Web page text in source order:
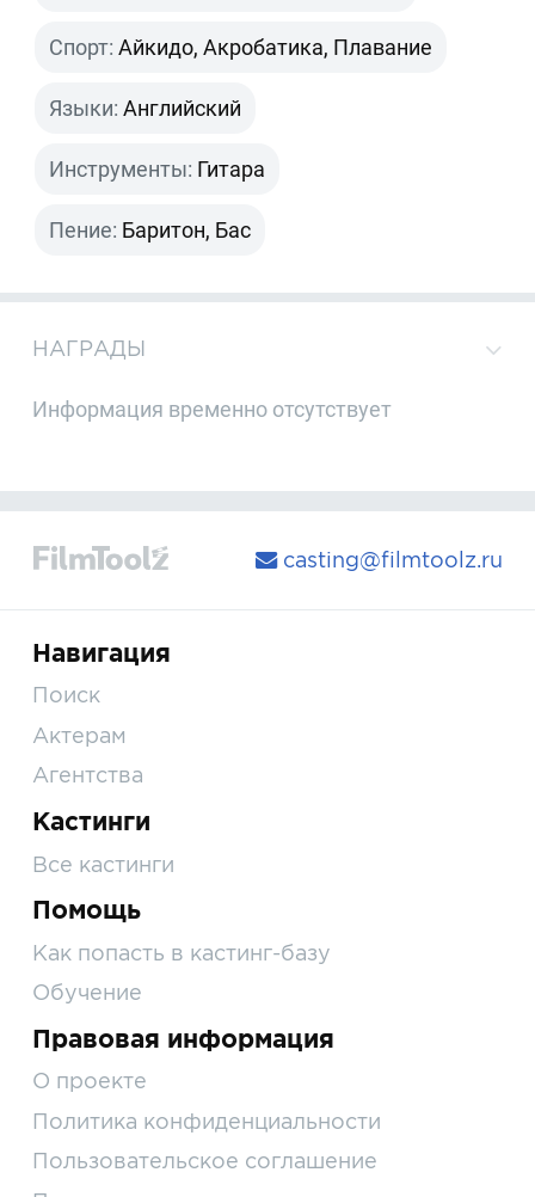
Спорт: Айкидо, Акробатика, Плавание
Языки: Английский
Инструменты: Гитара
Пение: Баритон, Бас
НАГРАДЫ
Информация временно отсутствует
casting@filmtoolz.ru
Навигация
Поиск
Актерам
Агентства
Кастинги
Все кастинги
Помощь
Как попасть в кастинг-базу
Обучение
Правовая информация
О проекте
Политика конфиденциальности
Пользовательское соглашение